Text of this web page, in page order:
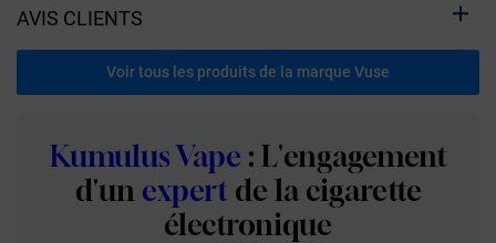
AVIS CLIENTS
Voir tous les produits de la marque Vuse
Kumulus Vape : L'engagement
d'un expert de la cigarette
électronique